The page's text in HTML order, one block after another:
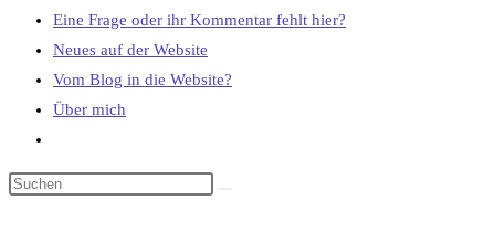
Eine Frage oder ihr Kommentar fehlt hier?
Neues auf der Website
Vom Blog in die Website?
Über mich
umschalten